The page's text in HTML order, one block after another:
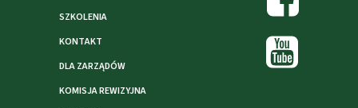
SZKOLENIA
KONTAKT
DLA ZARZĄDÓW
KOMISJA REWIZYJNA